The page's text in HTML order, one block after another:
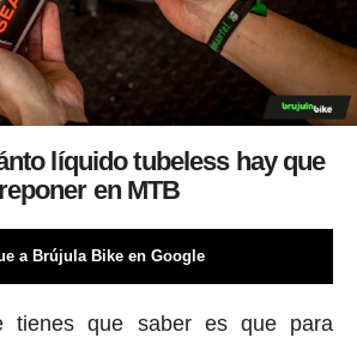
líquido tubeless hay que
reponer en MTB
a Brújula Bike en Google
tienes que saber es que para